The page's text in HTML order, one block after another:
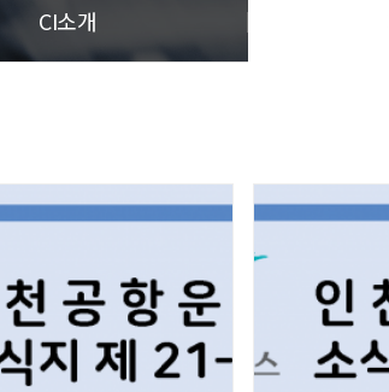
CI소개